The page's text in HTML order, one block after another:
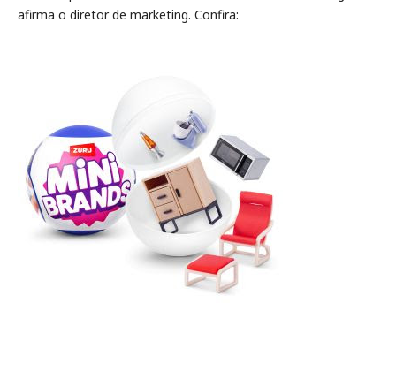
afirma o diretor de marketing. Confira: